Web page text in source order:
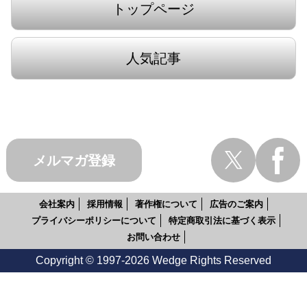
トップページ
人気記事
メルマガ登録
会社案内 採用情報 著作権について
広告のご案内
プライバシーポリシーについて
特定商取引法に基づく表示
お問い合わせ
Copyright © 1997-2026 Wedge Rights Reserved